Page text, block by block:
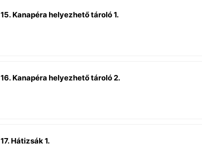
15. Kanapéra helyezhető tároló 1.
16. Kanapéra helyezhető tároló 2.
17. Hátizsák 1.